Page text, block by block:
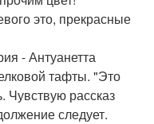
это, прекрасные
- Антуанетта
тафты. "Это
Чувствую рассказ
следует.